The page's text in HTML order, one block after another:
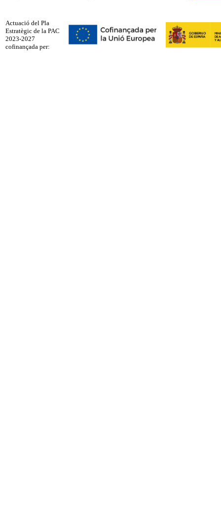
Actuació del Pla
Estratègic de la PAC
2023-2027
cofinançada per: